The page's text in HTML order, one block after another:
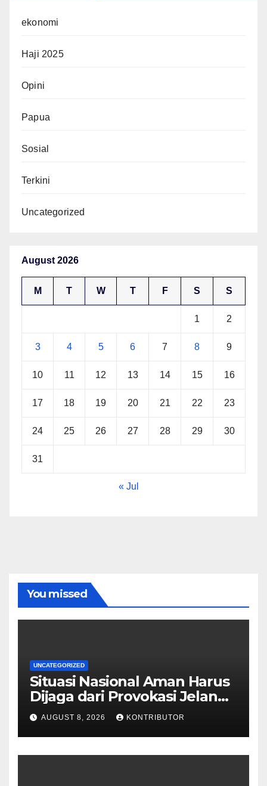
ekonomi
Haji 2025
Opini
Papua
Sosial
Terkini
Uncategorized
August 2026
M T W T F S S
1 2
3 4 5 6 7 8 9
10 11 12 13 14 15 16
17 18 19 20 21 22 23
24 25 26 27 28 29 30
31
« Jul
You missed
UNCATEGORIZED
Situasi Nasional Aman Harus
Dijaga dari Provokasi Jelang
HUT ke-81 RI
AUGUST 8, 2026 KONTRIBUTOR